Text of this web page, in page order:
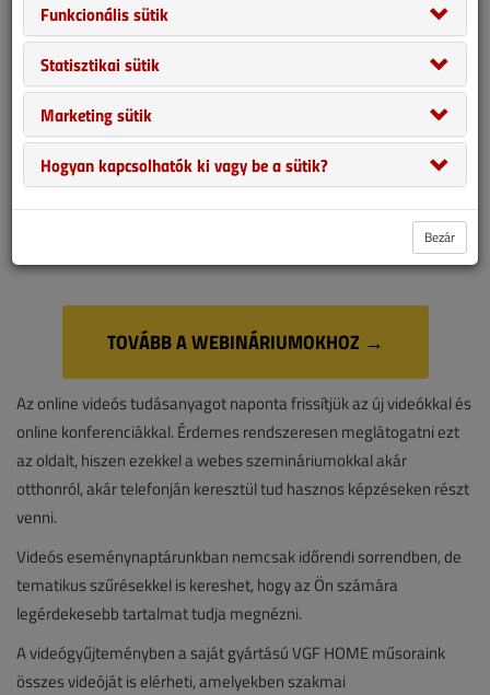
TOVÁBB A WEBINÁRIUMOKHOZ →
Az online videós tudásanyagot naponta frissítjük az új videókkal és
online konferenciákkal. Érdemes rendszeresen meglátogatni ezt
az oldalt, hiszen ezekkel a webes szemináriumokkal akár
otthonról, akár telefonján keresztül tud hasznos képzéseken részt
venni.
Videós eseménynaptárunkban nemcsak időrendi sorrendben, de
tematikus szűrésekkel is kereshet, hogy az Ön számára
legérdekesebb tartalmat tudja megnézni.
A videógyűjteményben a saját gyártású VGF HOME műsoraink
összes videóját is elérheti, amelyekben szakmai
Funkcionális sütik
Statisztikai sütik
Marketing sütik
Hogyan kapcsolhatók ki vagy be a sütik?
Bezár